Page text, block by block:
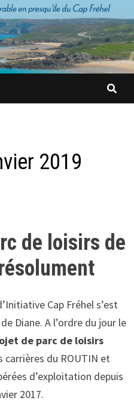
2019
de loisirs de
Cap Fréhel s’est
Diane. A l’ordre du jour le
de parc de loisirs
carrières du ROUTIN et
d’exploitation depuis
2017.